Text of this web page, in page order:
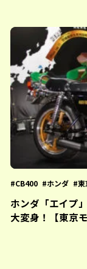
CB400 ホンダ 東
ホンダ「エイプ
大変身！【東京